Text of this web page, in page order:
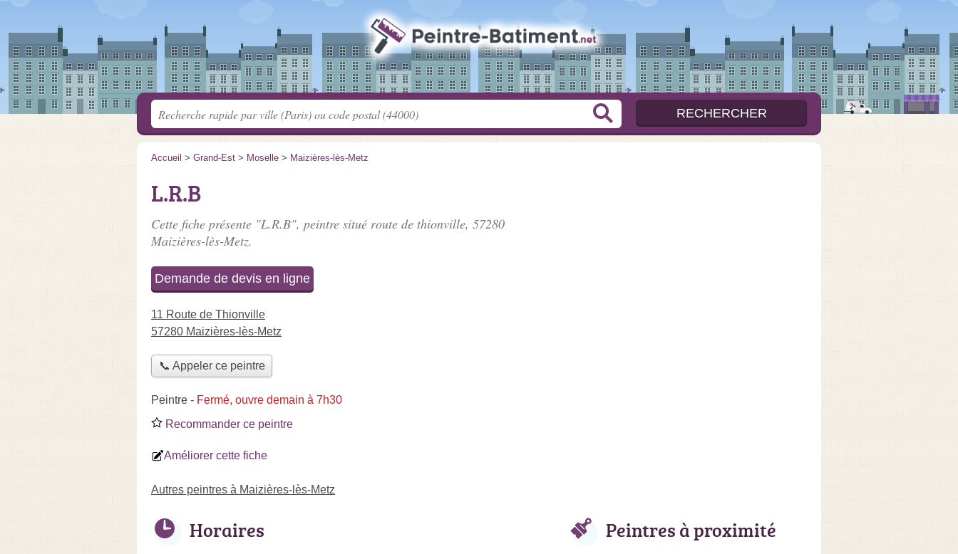
Accueil > Grand-Est > Moselle > Maizières-lès-Metz
L.R.B
Cette fiche présente "L.R.B", peintre situé route de thionville, 57280
Maizières-lès-Metz.
Demande de devis en ligne
11 Route de Thionville
57280 Maizières-lès-Metz
📞 Appeler ce peintre
Peintre - Fermé, ouvre demain à 7h30
Recommander ce peintre
Améliorer cette fiche
Autres peintres à Maizières-lès-Metz
Horaires Peintres à proximité